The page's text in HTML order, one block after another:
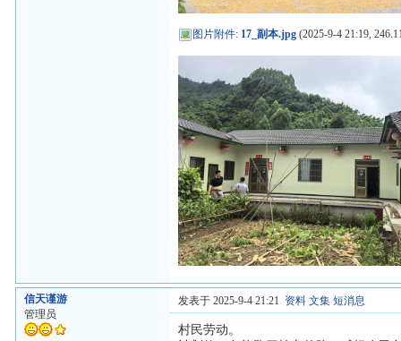
图片附件: 17_副本.jpg (2025-9-4 21:19,
信天谨游
管理员
发表于 2025-9-4 21:21 资料 文集 短消息
村民劳动。